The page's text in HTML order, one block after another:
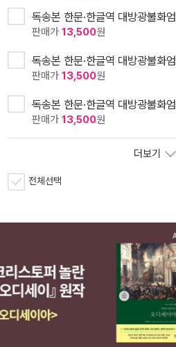
독송본 한문·한글역 대방광불화
판매가 13,500원
독송본 한문·한글역 대방광불화
판매가 13,500원
독송본 한문·한글역 대방광불화
판매가 13,500원
더보기
전체선택